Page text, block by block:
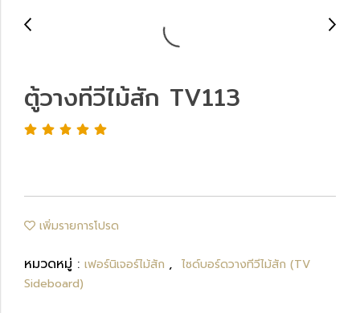
ตู้วางทีวีไม้สัก TV113
เพิ่มรายการโปรด
หมวดหมู่ : เฟอร์นิเจอร์ไม้สัก , ไซด์บอร์ดวางทีวีไม้สัก (TV
Sideboard)